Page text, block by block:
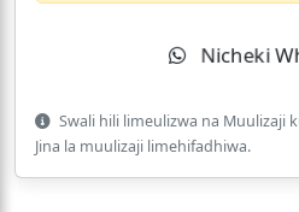
Nicheki
Swali hili limeulizwa na Muulizaji
Jina la muulizaji limehifadhiwa.